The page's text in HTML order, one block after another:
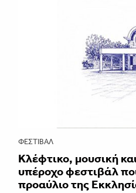
ΦΕΣΤΙΒΑΛ
Κλέφτικο, μουσική
υπέροχο φεστιβάλ
προαύλιο της